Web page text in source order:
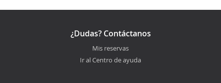
¿Dudas? Contáctanos
Mis reservas
Ir al Centro de ayuda